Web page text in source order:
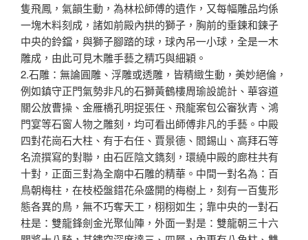
隻飛鳳，氣韻生動，為林松師傅的遺作，又每幅雕品均係
一塊木料刻成，諸如前殿內拱的獅子，胸前的垂鍊和鍊子
中央的鈴鐺，與獅子腳踏的球，球內吊一小球，全是一木
雕成，由此可見木雕手藝之精巧與細穎。
2.石雕：無論圓雕、浮雕或透雕，皆精緻生動，美妙絕倫，
例如鎮守正門氣勢非凡的石獅黃鶴樓周瑜設詭計、華容道
關公放曹操、金雁橋孔明捉張任、飛龍案包公審狄青、鴻
門宴等石窗人物之雕刻，均可看出師傅非凡的手藝。中殿
四對花崗石大柱、有于右任、賈景德、閻錫山、高拜石等
名流撰寫的對聯，由石匠陰文鐫刻，環繞中殿的廊柱共有
十對，正面三對為全廟中石雕的精華。中間一對名為：百
鳥朝梅柱，在枝椏盤錯花朵盛開的梅樹上，刻有一百隻形
態各異的鳥，無不巧奪天工，栩栩如生；靠中央的一對石
柱是：雙龍鋒劍金光聚仙陣，外面一對是：雙龍朝三十六